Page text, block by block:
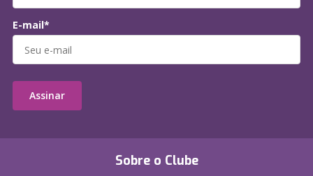
Sobre o Clube
E-mail*
Assinar